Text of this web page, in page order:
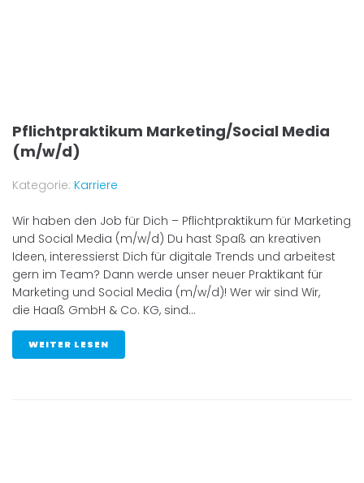
Pflichtpraktikum Marketing/Social Media
(m/w/d)
Kategorie: Karriere
Wir haben den Job für Dich – Pflichtpraktikum für Marketing
und Social Media (m/w/d) Du hast Spaß an kreativen
Ideen, interessierst Dich für digitale Trends und arbeitest
gern im Team? Dann werde unser neuer Praktikant für
Marketing und Social Media (m/w/d)! Wer wir sind Wir,
die Haaß GmbH & Co. KG, sind...
WEITER LESEN